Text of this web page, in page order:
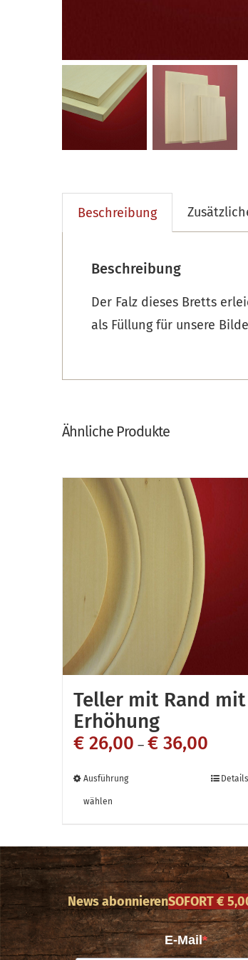
Beschreibung
Beschreibung
Der Falz dieses Bretts
als Füllung für unsere
Ähnliche Produkte
Teller mit Rand mit
Erhöhung
€ 26,00 – € 36,00
Ausführung
wählen
mehrere
Varianten
auf.
Die
Optionen
Details
News abonnierenSOFORT €